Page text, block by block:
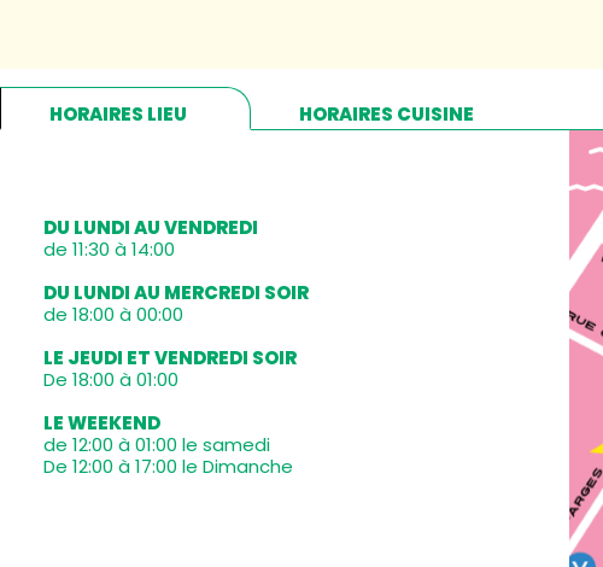
HORAIRES LIEU HORAIRES CUISINE
DU LUNDI AU VENDREDI
de 11:30 à 14:00
DU LUNDI AU MERCREDI SOIR
de 18:00 à 00:00
LE JEUDI ET VENDREDI SOIR
De 18:00 à 01:00
LE WEEKEND
de 12:00 à 01:00 le samedi
De 12:00 à 17:00 le Dimanche